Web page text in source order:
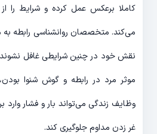
کاملا برعکس عمل کرده و شرایط
می‌کند. متخصصان روانشناسی رابطه به
نقش خود در چنین شرایطی غافل
موثر مرد در رابطه و گوش شنوا
وظایف زندگی می‌تواند بار و فشار وارد
غر زدن مداوم جلوگیری کند.